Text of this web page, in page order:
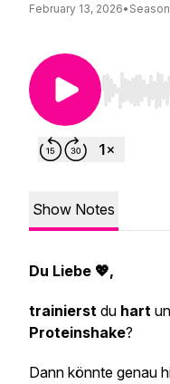
February 13, 2026•
Use Left/
Show Notes
Du Liebe 💖,
trainierst du hart
Proteinshake?
Dann könnte genau